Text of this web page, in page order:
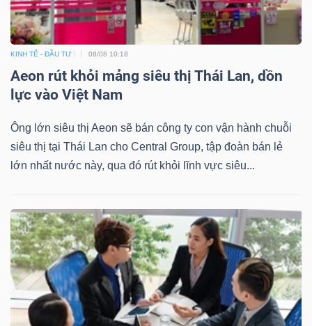
KINH TẾ - ĐẦU TƯ 08/08 10:18
Aeon rút khỏi mảng siêu thị Thái Lan, dồn
lực vào Việt Nam
Ông lớn siêu thị Aeon sẽ bán công ty con vận hành chuỗi
siêu thị tại Thái Lan cho Central Group, tập đoàn bán lẻ
lớn nhất nước này, qua đó rút khỏi lĩnh vực siêu...